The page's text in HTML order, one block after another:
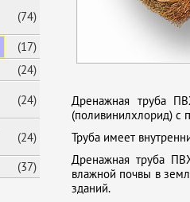
(74)
(17)
(24)
(24)
(24)
(37)
Дренажная труба
(поливинилхлорид) с
Труба имеет
Дренажная труба
влажной почвы в
зданий.